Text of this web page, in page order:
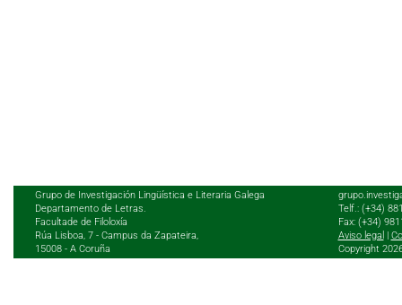
Grupo de Investigación Lingüística e Literaria Galega
Departamento de Letras.
Facultade de Filoloxía
Rúa Lisboa, 7 - Campus da Zapateira,
15008 - A Coruña
Telf.: (+34)
Fax: (+34)
Aviso legal
Copyright